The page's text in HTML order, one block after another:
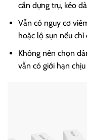
cần dựng trụ, kéo
Vẫn có nguy cơ
hoặc lộ sụn nếu
Không nên chọn
vẫn có giới hạn chịu